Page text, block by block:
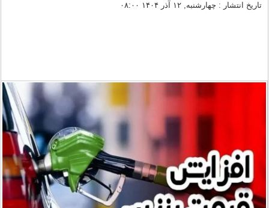
تاریخ انتشار : چهارشنبه, ۱۲ آذر ۱۴۰۴ ۰۸:۰۰